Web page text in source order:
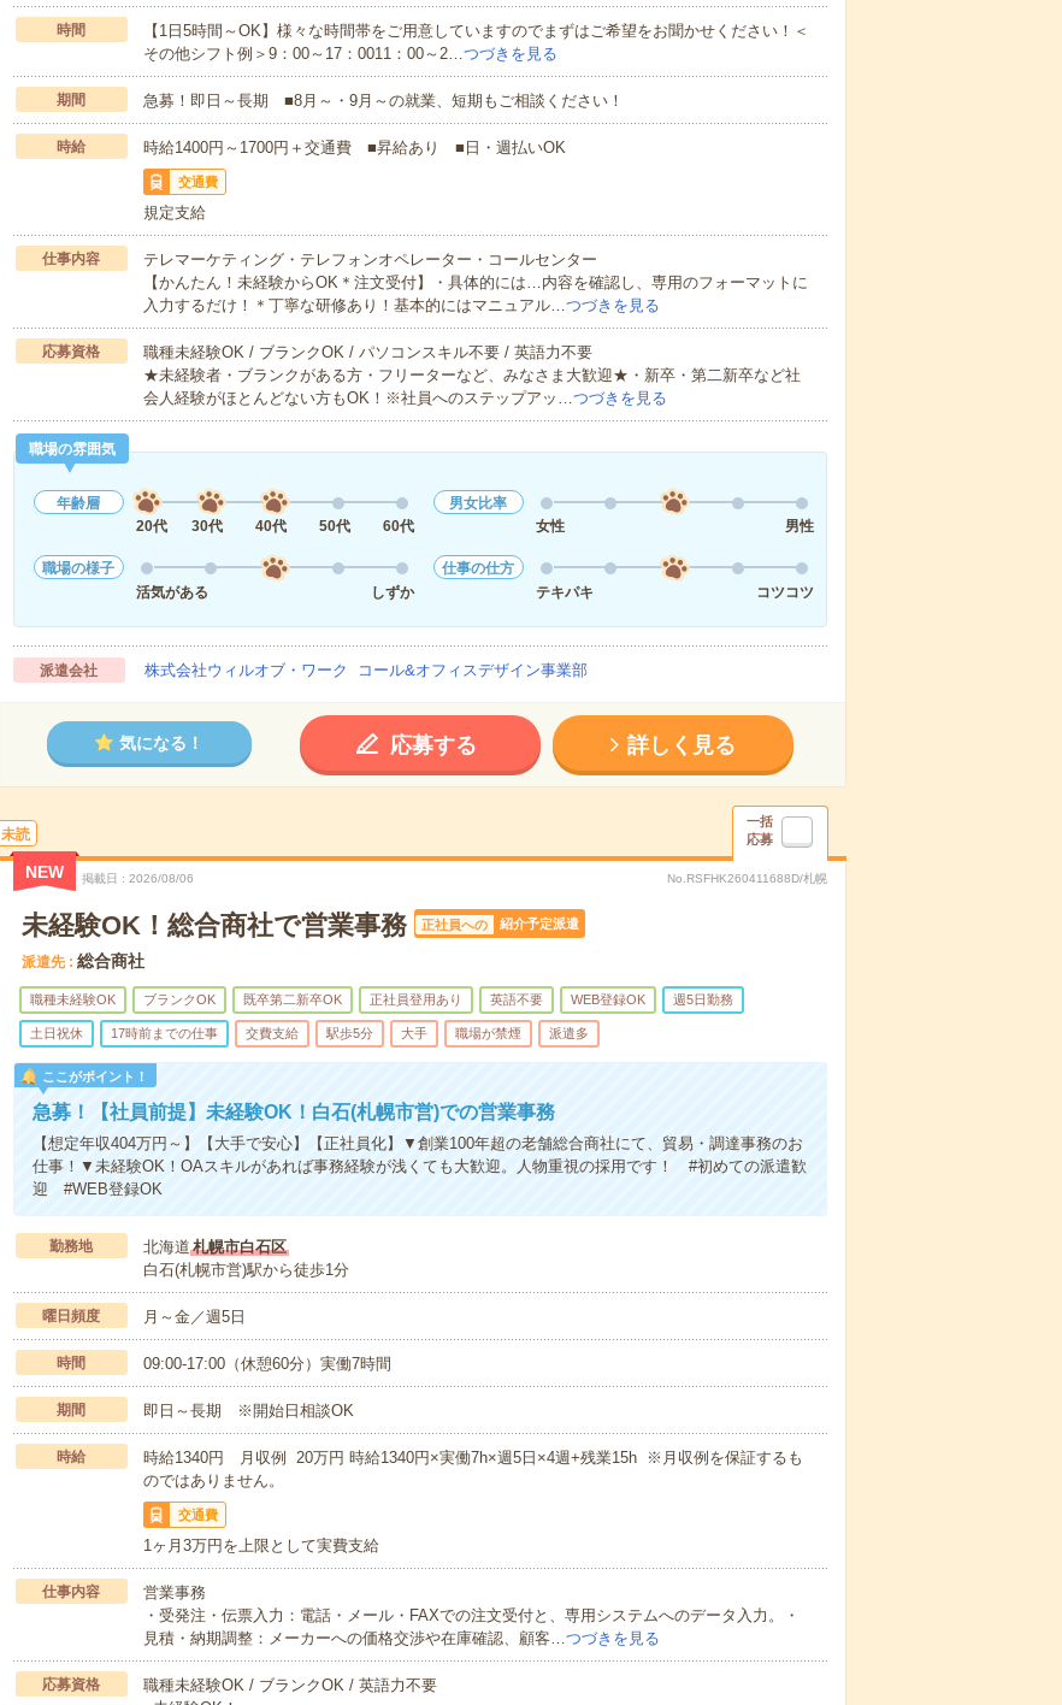
時間
【1日5時間～OK】様々な時間帯をご用意していますのでまずはご希望をお聞かせください！＜
その他シフト例＞9：00～17：0011：00～2… つづきを見る
期間 急募！即日～長期 ■8月～・9月～の就業、短期もご相談ください！
時給 時給1400円～1700円＋交通費 ■昇給あり ■日・週払いOK
交通費
規定支給
仕事内容
テレマーケティング・テレフォンオペレーター・コールセンター
【かんたん！未経験からOK＊注文受付】・具体的には…内容を確認し、専用のフォーマットに
入力するだけ！＊丁寧な研修あり！基本的にはマニュアル… つづきを見る
応募資格
職種未経験OK / ブランクOK / パソコンスキル不要 / 英語力不要
★未経験者・ブランクがある方・フリーターなど、みなさま大歓迎★・新卒・第二新卒など社
会人経験がほとんどない方もOK！※社員へのステップアッ… つづきを見る
職場の雰囲気
年齢層
20代
30代 40代 50代 60代
男女比率
女性
男性
職場の様子
活気がある
しずか
仕事の仕方
テキパキ
コツコツ
派遣会社 株式会社ウィルオブ・ワーク コール&オフィスデザイン事業部
気になる！ 応募する 詳しく見る
未読
一括
応募
NEW 掲載日 2026/08/06 No.RSFHK260411688D/札幌
未経験OK！総合商社で営業事務 正社員への 紹介予定派遣
派遣先 総合商社
職種未経験OK ブランクOK 既卒第二新卒OK 正社員登用あり 英語不要 WEB登録OK 週5日勤務
土日祝休 17時前までの仕事 交費支給 駅歩5分 大手 職場が禁煙 派遣多
ここがポイント！
急募！【社員前提】未経験OK！白石(札幌市営)での営業事務
【想定年収404万円～】【大手で安心】【正社員化】▼創業100年超の老舗総合商社にて、貿易・調達事務のお
仕事！▼未経験OK！OAスキルがあれば事務経験が浅くても大歓迎。人物重視の採用です！ #初めての派遣歓
迎 #WEB登録OK
勤務地 北海道札幌市白石区
白石(札幌市営)駅から徒歩1分
曜日頻度 月～金／週5日
時間 09:00-17:00（休憩60分）実働7時間
期間 即日～長期 ※開始日相談OK
時給
時給1340円 月収例 20万円 時給1340円×実働7h×週5日×4週+残業15h ※月収例を保証するも
のではありません。
交通費
1ヶ月3万円を上限として実費支給
仕事内容
営業事務
・受発注・伝票入力：電話・メール・FAXでの注文受付と、専用システムへのデータ入力。・
見積・納期調整：メーカーへの価格交渉や在庫確認、顧客… つづきを見る
応募資格
職種未経験OK / ブランクOK / 英語力不要